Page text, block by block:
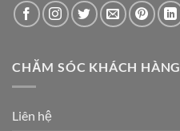
CHĂM SÓC KHÁCH HÀNG
Liên hệ